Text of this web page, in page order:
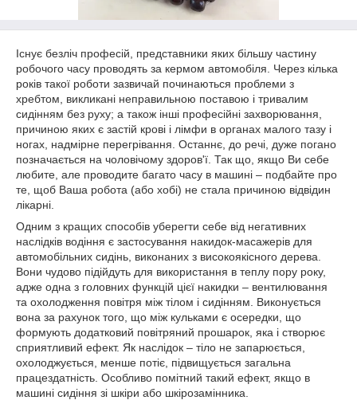
Існує безліч професій, представники яких більшу частину
робочого часу проводять за кермом автомобіля. Через кілька
років такої роботи зазвичай починаються проблеми з
хребтом, викликані неправильною поставою і тривалим
сидінням без руху; а також інші професійні захворювання,
причиною яких є застій крові і лімфи в органах малого тазу і
ногах, надмірне перегрівання. Останнє, до речі, дуже погано
позначається на чоловічому здоров'ї. Так що, якщо Ви себе
любите, але проводите багато часу в машині – подбайте про
те, щоб Ваша робота (або хобі) не стала причиною відвідин
лікарні.
Одним з кращих способів уберегти себе від негативних
наслідків водіння є застосування накидок-масажерів для
автомобільних сидінь, виконаних з високоякісного дерева.
Вони чудово підійдуть для використання в теплу пору року,
адже одна з головних функцій цієї накидки – вентилювання
та охолодження повітря між тілом і сидінням. Виконується
вона за рахунок того, що між кульками є осередки, що
формують додатковий повітряний прошарок, яка і створює
сприятливий ефект. Як наслідок – тіло не запарюється,
охолоджується, менше потіє, підвищується загальна
працездатність. Особливо помітний такий ефект, якщо в
машині сидіння зі шкіри або шкірозамінника.